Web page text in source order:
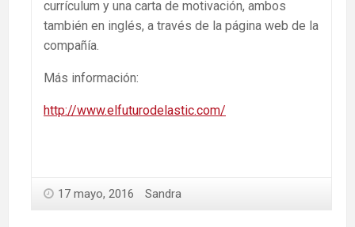
currículum y una carta de motivación, ambos
también en inglés, a través de la página web de la
compañía.
Más información:
http://www.elfuturodelastic.com/
17 mayo, 2016 Sandra